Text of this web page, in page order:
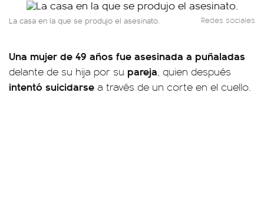
La casa en la que se produjo el asesinato. Redes sociales
Una mujer de 49 años fue asesinada a puñaladas
delante de su hija por su pareja, quien después
intentó suicidarse a través de un corte en el cuello.